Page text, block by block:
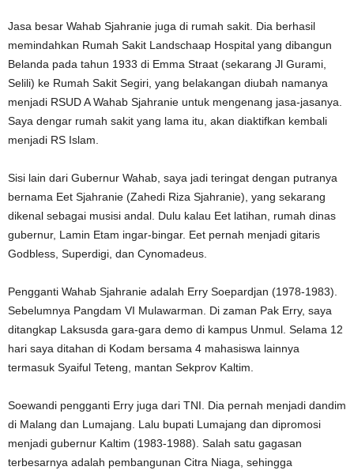
Jasa besar Wahab Sjahranie juga di rumah sakit. Dia berhasil
memindahkan Rumah Sakit Landschaap Hospital yang dibangun
Belanda pada tahun 1933 di Emma Straat (sekarang Jl Gurami,
Selili) ke Rumah Sakit Segiri, yang belakangan diubah namanya
menjadi RSUD A Wahab Sjahranie untuk mengenang jasa-jasanya.
Saya dengar rumah sakit yang lama itu, akan diaktifkan kembali
menjadi RS Islam.
Sisi lain dari Gubernur Wahab, saya jadi teringat dengan putranya
bernama Eet Sjahranie (Zahedi Riza Sjahranie), yang sekarang
dikenal sebagai musisi andal. Dulu kalau Eet latihan, rumah dinas
gubernur, Lamin Etam ingar-bingar. Eet pernah menjadi gitaris
Godbless, Superdigi, dan Cynomadeus.
Pengganti Wahab Sjahranie adalah Erry Soepardjan (1978-1983).
Sebelumnya Pangdam VI Mulawarman. Di zaman Pak Erry, saya
ditangkap Laksusda gara-gara demo di kampus Unmul. Selama 12
hari saya ditahan di Kodam bersama 4 mahasiswa lainnya
termasuk Syaiful Teteng, mantan Sekprov Kaltim.
Soewandi pengganti Erry juga dari TNI. Dia pernah menjadi dandim
di Malang dan Lumajang. Lalu bupati Lumajang dan dipromosi
menjadi gubernur Kaltim (1983-1988). Salah satu gagasan
terbesarnya adalah pembangunan Citra Niaga, sehingga